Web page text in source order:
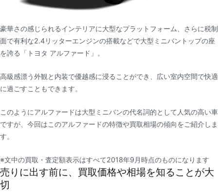
豪華さの感じられるインテリアに大型なプラットフォーム、さらに税制
面で有利な2.4リッターエンジンの搭載などで大型ミニバントップの座
を誇る「トヨタ アルファード」。
高級感漂う外観と内装で優越感に浸ることができ、広い室内空間で快適
に過ごすこともできます。
このようにアルファードは大型ミニバンの代名詞的として人気の高い車
ですが、今回はこのアルファードの特徴や買取相場の傾向をご紹介しま
す。
※文中の買取・査定額表示はすべて2018年9月時点のものになります
売りに出す前に、買取価格や相場を知ることが大
切